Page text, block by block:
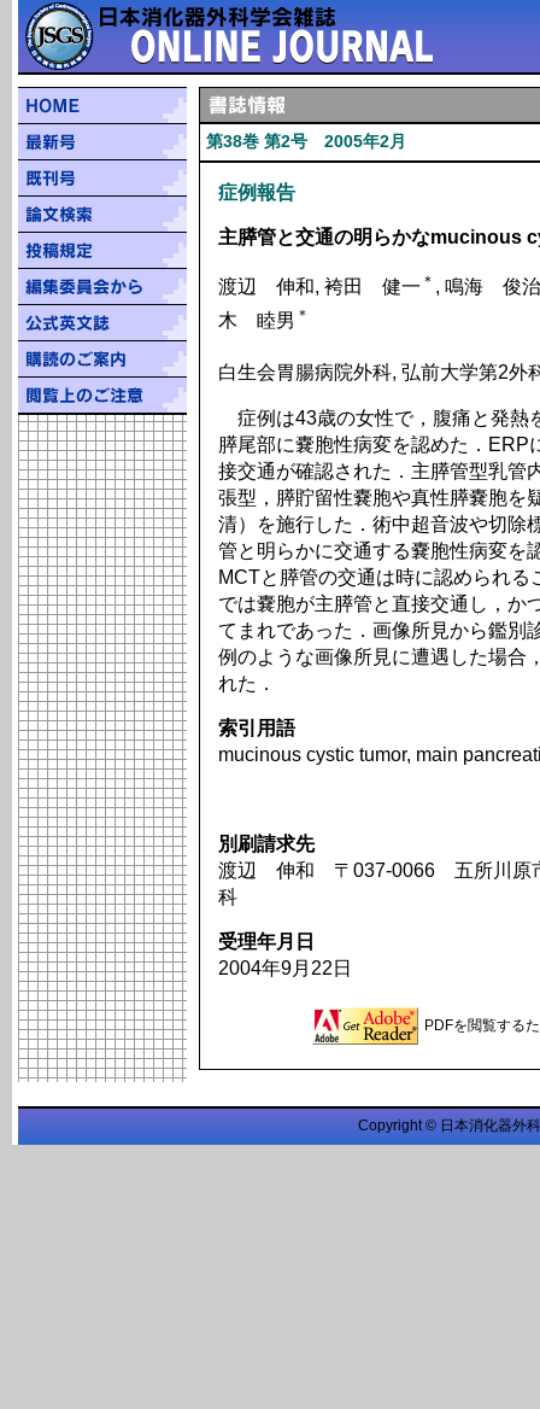
第38巻 第2号 2005年2月
症例報告
主膵管と交通の明らかなmucinous
渡辺 伸和, 袴田 健一 ＊ , 鳴海 俊治
木 睦男 ＊
白生会胃腸病院外科, 弘前大学第2外
症例は43歳の女性で，腹痛と発熱
膵尾部に嚢胞性病変を認めた．ERP
接交通が確認された．主膵管型乳管
張型，膵貯留性嚢胞や真性膵嚢胞を
清）を施行した．術中超音波や切除
管と明らかに交通する嚢胞性病変を
MCTと膵管の交通は時に認められ
では嚢胞が主膵管と直接交通し，か
てまれであった．画像所見から鑑別
例のような画像所見に遭遇した場合
れた．
索引用語
mucinous cystic tumor, main
別刷請求先
渡辺 伸和 〒037-0066 五所川原
科
受理年月日
2004年9月22日
PDFを閲覧する
Copyright © 日本消化器外